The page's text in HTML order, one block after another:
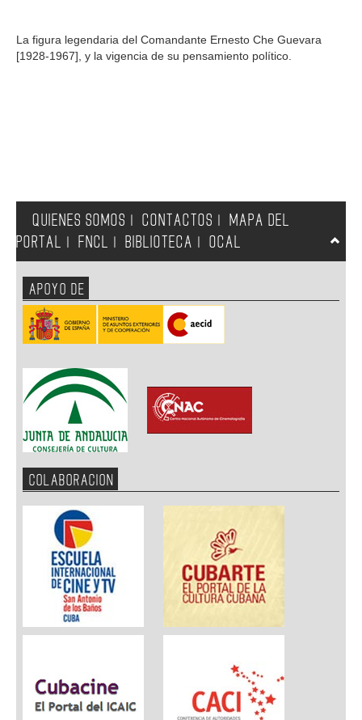
La figura legendaria del Comandante Ernesto Che Guevara
[1928-1967], y la vigencia de su pensamiento político.
QUIENES SOMOS CONTACTOS
MAPA DEL
PORTAL
FNCL BIBLIOTECA OCAL
APOYO DE
COLABORACION